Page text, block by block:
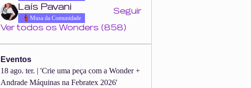
Laís Pavani
Musa da Comunidade
Seguir
Ver todos os Wonders (858)
Eventos
18 ago. ter. | 'Crie uma peça com a Wonder +
Andrade Máquinas na Febratex 2026'